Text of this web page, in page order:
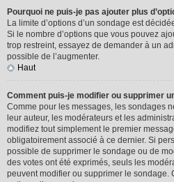
Pourquoi ne puis-je pas ajouter plus
La limite d’options d’un sondage est
Si le nombre d’options que vous pouvez
trop restreint, essayez de demander à un
possible de l’augmenter.
Haut
Comment puis-je modifier ou supprimer
Comme pour les messages, les sondages
leur auteur, les modérateurs et les
modifiez tout simplement le premier
obligatoirement associé à ce dernier. Si
possible de supprimer le sondage ou de
des votes ont été exprimés, seuls les
peuvent modifier ou supprimer le sondage.